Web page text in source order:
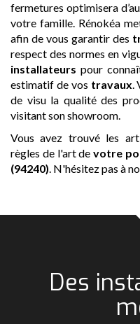
fermetures optimisera
votre famille. Rénokéa
afin de vous garantir des
respect des normes en
installateurs pour
estimatif de vos travaux.
de visu la qualité des
visitant son showroom.
Vous avez trouvé les
règles de l'art devotre
(94240). N'hésitez pas à
Des